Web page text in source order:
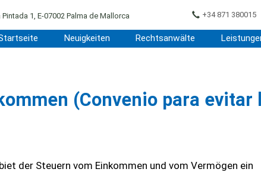
1, E-07002 Palma de Mallorca +34 871 380015
Neuigkeiten Rechtsanwälte
(Convenio para evitar
der Steuern vom Einkommen und vom Vermögen ein